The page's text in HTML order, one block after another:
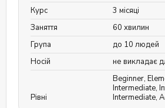
Курс
3 місяці
Заняття
60 хвилин
Група
до 10 людей
Носій
не викладає
Рівні
Beginner,
Intermediate,
Intermediate,